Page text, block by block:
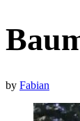
by Fabian